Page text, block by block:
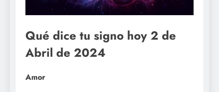
Qué dice tu signo hoy 2 de
Abril de 2024
Amor